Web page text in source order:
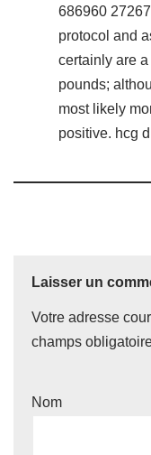
686960
protocol and
certainly are
pounds;
most likely
positive. hcg
Laisser un
Votre adresse
champs
Nom